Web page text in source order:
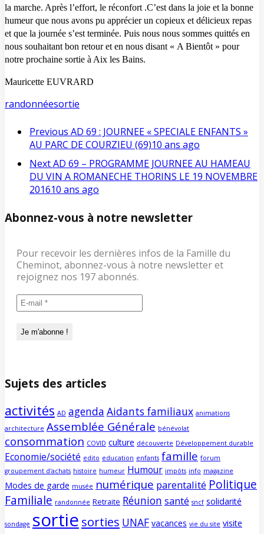
la marche. Après l’effort, le réconfort .C’est dans la joie et la bonne
humeur que nous avons pu apprécier un copieux et délicieux repas
et que la journée s’est terminée. Puis nous nous sommes quittés en
nous souhaitant bon retour et en nous disant « A Bientôt » pour
notre prochaine sortie à Aix les Bains.
Mauricette EUVRARD
randonnéesortie
Previous AD 69 : JOURNEE « SPECIALE ENFANTS »
AU PARC DE COURZIEU (69)10 ans ago
NextAD 69 – PROGRAMME JOURNEE AU HAMEAU
DU VIN A ROMANECHE THORINS LE 19 NOVEMBRE
201610 ans ago
Abonnez-vous à notre newsletter
Pour recevoir les dernières infos de la Famille du
Cheminot, abonnez-vous à notre newsletter et
rejoignez nos 197 abonnés.
Sujets des articles
activités AD agenda Aidants familiaux animations
architecture Assemblée Générale bénévolat
consommation COVID culture découverte Développement durable
Economie/société edito education enfants famille forum
groupement d'achats histoire humeur Humour impôts info magazine
Modes de garde musée numérique parentalité Politique
Familiale randonnée Retraite Réunion santé sncf solidarité
sondage sortie sorties UNAF vacances vie du site visite